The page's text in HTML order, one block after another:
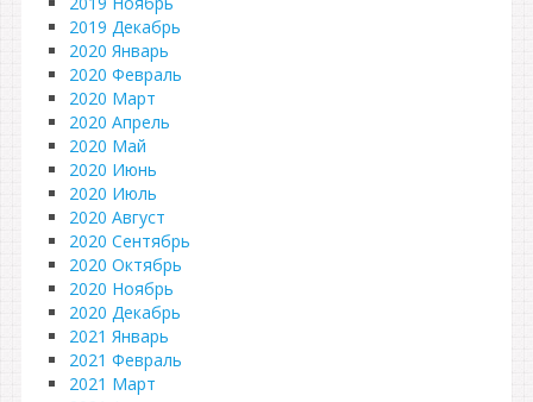
2019 Декабрь
2020 Январь
2020 Февраль
2020 Март
2020 Апрель
2020 Май
2020 Июнь
2020 Июль
2020 Август
2020 Сентябрь
2020 Октябрь
2020 Ноябрь
2020 Декабрь
2021 Январь
2021 Февраль
2021 Март